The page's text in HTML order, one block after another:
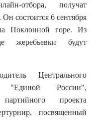
отбора, получат
состоится 6 сентября
Поклонной горе. Из
жеребьевки будут
Центрального
"Единой России",
проекта
посвященный